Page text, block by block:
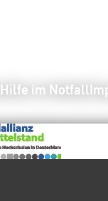
Hilfe im Notfall